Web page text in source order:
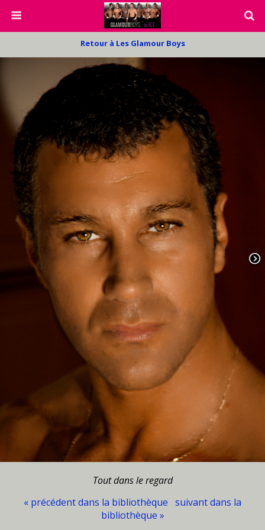
Retour à Les Glamour Boys
Tout dans le regard
« précédent dans la bibliothèque suivant dans la
bibliothèque »